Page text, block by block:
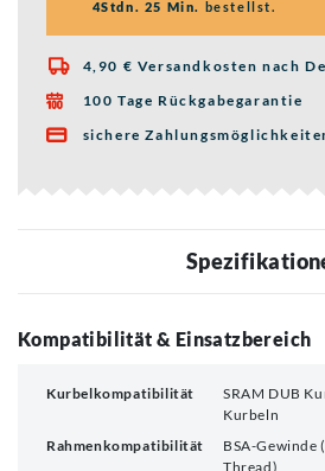
4Stdn. 25 Min. bestellst.
 4,90 € Versandkosten nach
 100 Tage Rückgabegarantie
 sichere
Kompatibilität & Einsatzbereich
Kurbelkompatibilität
SRAM DUB
Kurbeln
Rahmenkompatibilität
BSA-Gewinde
Thread)